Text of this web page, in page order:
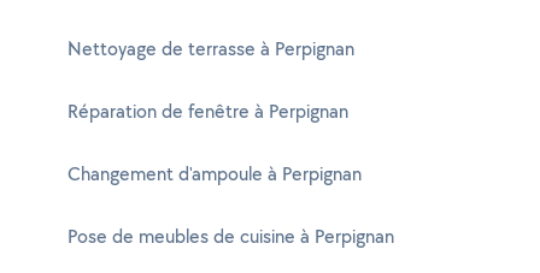
Nettoyage de terrasse à Perpignan
Réparation de fenêtre à Perpignan
Changement d'ampoule à Perpignan
Pose de meubles de cuisine à Perpignan